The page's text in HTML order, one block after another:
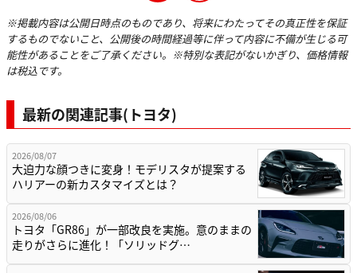
※掲載内容は公開日時点のものであり、将来にわたってその真正性を保証
するものでないこと、公開後の時間経過等に伴って内容に不備が生じる可
能性があることをご了承ください。※特別な表記がないかぎり、価格情報
は税込です。
最新の関連記事(トヨタ)
2026/08/07
大迫力な顔つきに変身！モデリスタが提案する
ハリアーの新カスタマイズとは？
2026/08/06
トヨタ「GR86」が一部改良を実施。意のままの
走りがさらに進化！「ソリッドグ…